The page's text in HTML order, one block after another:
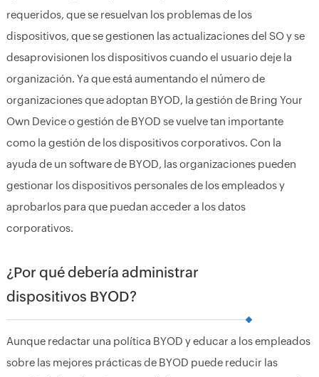
requeridos, que se resuelvan los problemas de los
dispositivos, que se gestionen las actualizaciones del SO y se
desaprovisionen los dispositivos cuando el usuario deje la
organización. Ya que está aumentando el número de
organizaciones que adoptan BYOD, la gestión de Bring Your
Own Device o gestión de BYOD se vuelve tan importante
como la gestión de los dispositivos corporativos. Con la
ayuda de un software de BYOD, las organizaciones pueden
gestionar los dispositivos personales de los empleados y
aprobarlos para que puedan acceder a los datos
corporativos.
¿Por qué debería administrar
dispositivos BYOD?
Aunque redactar una política BYOD y educar a los empleados
sobre las mejores prácticas de BYOD puede reducir las